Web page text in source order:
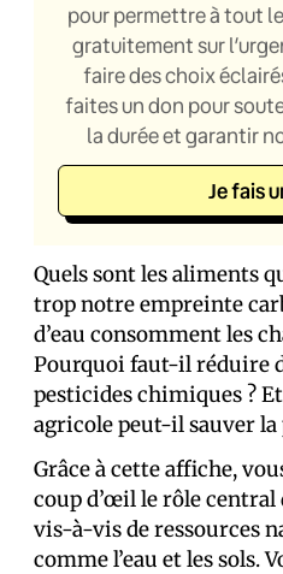
pour permettre à tout
gratuitement sur
faire des choix
faites un don pour
la durée et garantir
Je fais
Quels sont les aliments
trop notre empreinte
d’eau consomment les
Pourquoi faut-il réduire
pesticides chimiques ?
agricole peut-il sauver la
Grâce à cette affiche,
coup d’œil le rôle
vis-à-vis de ressources
comme l’eau et les sols.